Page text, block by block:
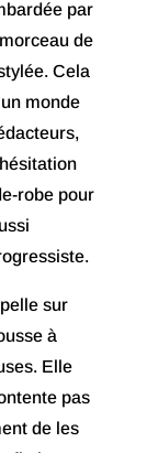
par
de
Cela
monde
robe pour
sur
à
Elle
pas
de les